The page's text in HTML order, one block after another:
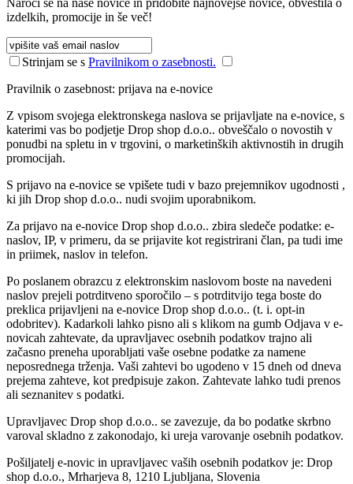
izdelkih, promocije in še več!
Strinjam se s Pravilnikom o zasebnosti.
Pravilnik o zasebnost: prijava na e-novice
Z vpisom svojega elektronskega naslova se prijavljate na e-novice, s
katerimi vas bo podjetje Drop shop d.o.o.. obveščalo o novostih v
ponudbi na spletu in v trgovini, o marketinških aktivnostih in drugih
promocijah.
S prijavo na e-novice se vpišete tudi v bazo prejemnikov ugodnosti ,
ki jih Drop shop d.o.o.. nudi svojim uporabnikom.
Za prijavo na e-novice Drop shop d.o.o.. zbira sledeče podatke: e-
naslov, IP, v primeru, da se prijavite kot registrirani član, pa tudi ime
in priimek, naslov in telefon.
Po poslanem obrazcu z elektronskim naslovom boste na navedeni
naslov prejeli potrditveno sporočilo – s potrditvijo tega boste do
preklica prijavljeni na e-novice Drop shop d.o.o.. (t. i. opt-in
odobritev). Kadarkoli lahko pisno ali s klikom na gumb Odjava v e-
novicah zahtevate, da upravljavec osebnih podatkov trajno ali
začasno preneha uporabljati vaše osebne podatke za namene
neposrednega trženja. Vaši zahtevi bo ugodeno v 15 dneh od dneva
prejema zahteve, kot predpisuje zakon. Zahtevate lahko tudi prenos
ali seznanitev s podatki.
Upravljavec Drop shop d.o.o.. se zavezuje, da bo podatke skrbno
varoval skladno z zakonodajo, ki ureja varovanje osebnih podatkov.
Pošiljatelj e-novic in upravljavec vaših osebnih podatkov je: Drop
shop d.o.o., Mrharjeva 8, 1210 Ljubljana, Slovenia